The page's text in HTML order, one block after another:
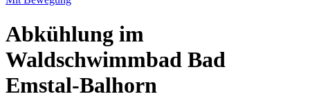
Abkühlung im
Waldschwimmbad Bad
Emstal-Balhorn